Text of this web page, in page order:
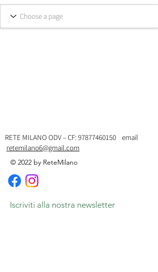
RETE MILANO ODV – CF:97877460150 email
retemilano6@gmail.com
© 2022 by ReteMilano
Iscriviti alla nostra newsletter